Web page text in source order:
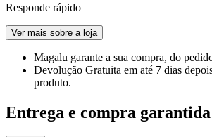
Responde rápido
Ver mais sobre a loja
Magalu garante a sua compra, do
Devolução Gratuita em até 7 dias
produto.
Entrega e compra garantida